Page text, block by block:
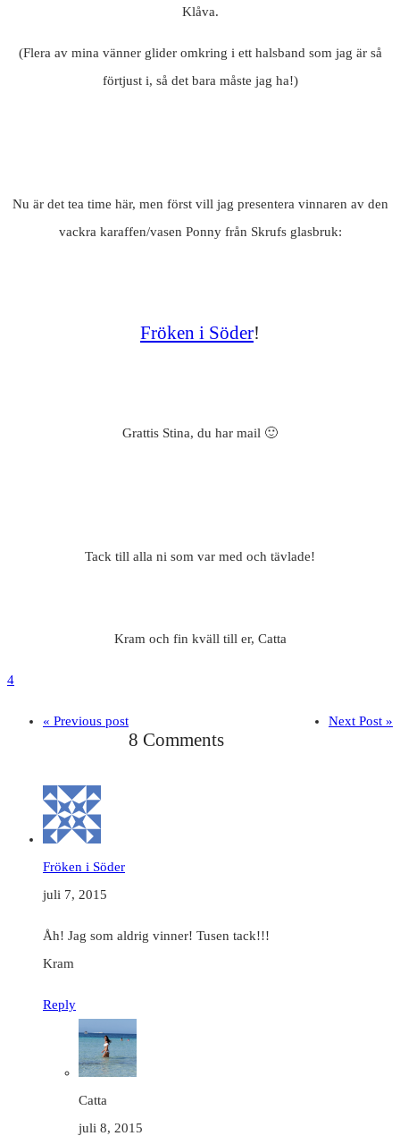
Klåva.
(Flera av mina vänner glider omkring i ett halsband som jag är så
förtjust i, så det bara måste jag ha!)
Nu är det tea time här, men först vill jag presentera vinnaren av den
vackra karaffen/vasen Ponny från Skrufs glasbruk:
Fröken i Söder!
Grattis Stina, du har mail 🙂
Tack till alla ni som var med och tävlade!
Kram och fin kväll till er, Catta
4
« Previous post Next Post »
8 Comments
Fröken i Söder
juli 7, 2015
Åh! Jag som aldrig vinner! Tusen tack!!!
Kram
Reply
Catta
juli 8, 2015